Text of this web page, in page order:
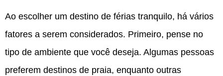
Ao escolher um destino de férias tranquilo, há vários
fatores a serem considerados. Primeiro, pense no
tipo de ambiente que você deseja. Algumas pessoas
preferem destinos de praia, enquanto outras